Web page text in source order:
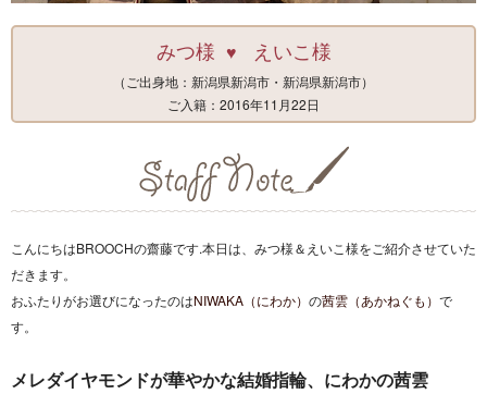
みつ様 ♥ えいこ様
（ご出身地：新潟県新潟市・新潟県新潟市）
ご入籍：2016年11月22日
こんにちはBROOCHの齋藤です.本日は、みつ様＆えいこ様をご紹介させていた
だきます。
おふたりがお選びになったのはNIWAKA（にわか） の茜雲（あかねぐも） で
す。
メレダイヤモンドが華やかな結婚指輪、にわかの茜雲